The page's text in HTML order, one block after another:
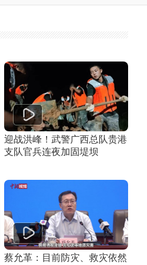
迎战洪峰！武警广西总队贵港
支队官兵连夜加固堤坝
蔡允革：目前防灾、救灾依然